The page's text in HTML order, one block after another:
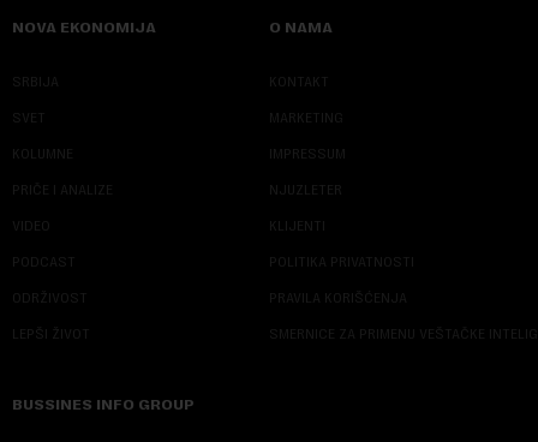
NOVA EKONOMIJA
SRBIJA
SVET
KOLUMNE
PRIČE I ANALIZE
VIDEO
PODCAST
ODRŽIVOST
LEPŠI ŽIVOT
O NAMA
KONTAKT
MARKETING
IMPRESSUM
NJUZLETER
KLIJENTI
POLITIKA PRIVATNOSTI
PRAVILA KORIŠĆENJA
SMERNICE ZA PRIMENU VEŠTAČKE
BUSSINES INFO GROUP